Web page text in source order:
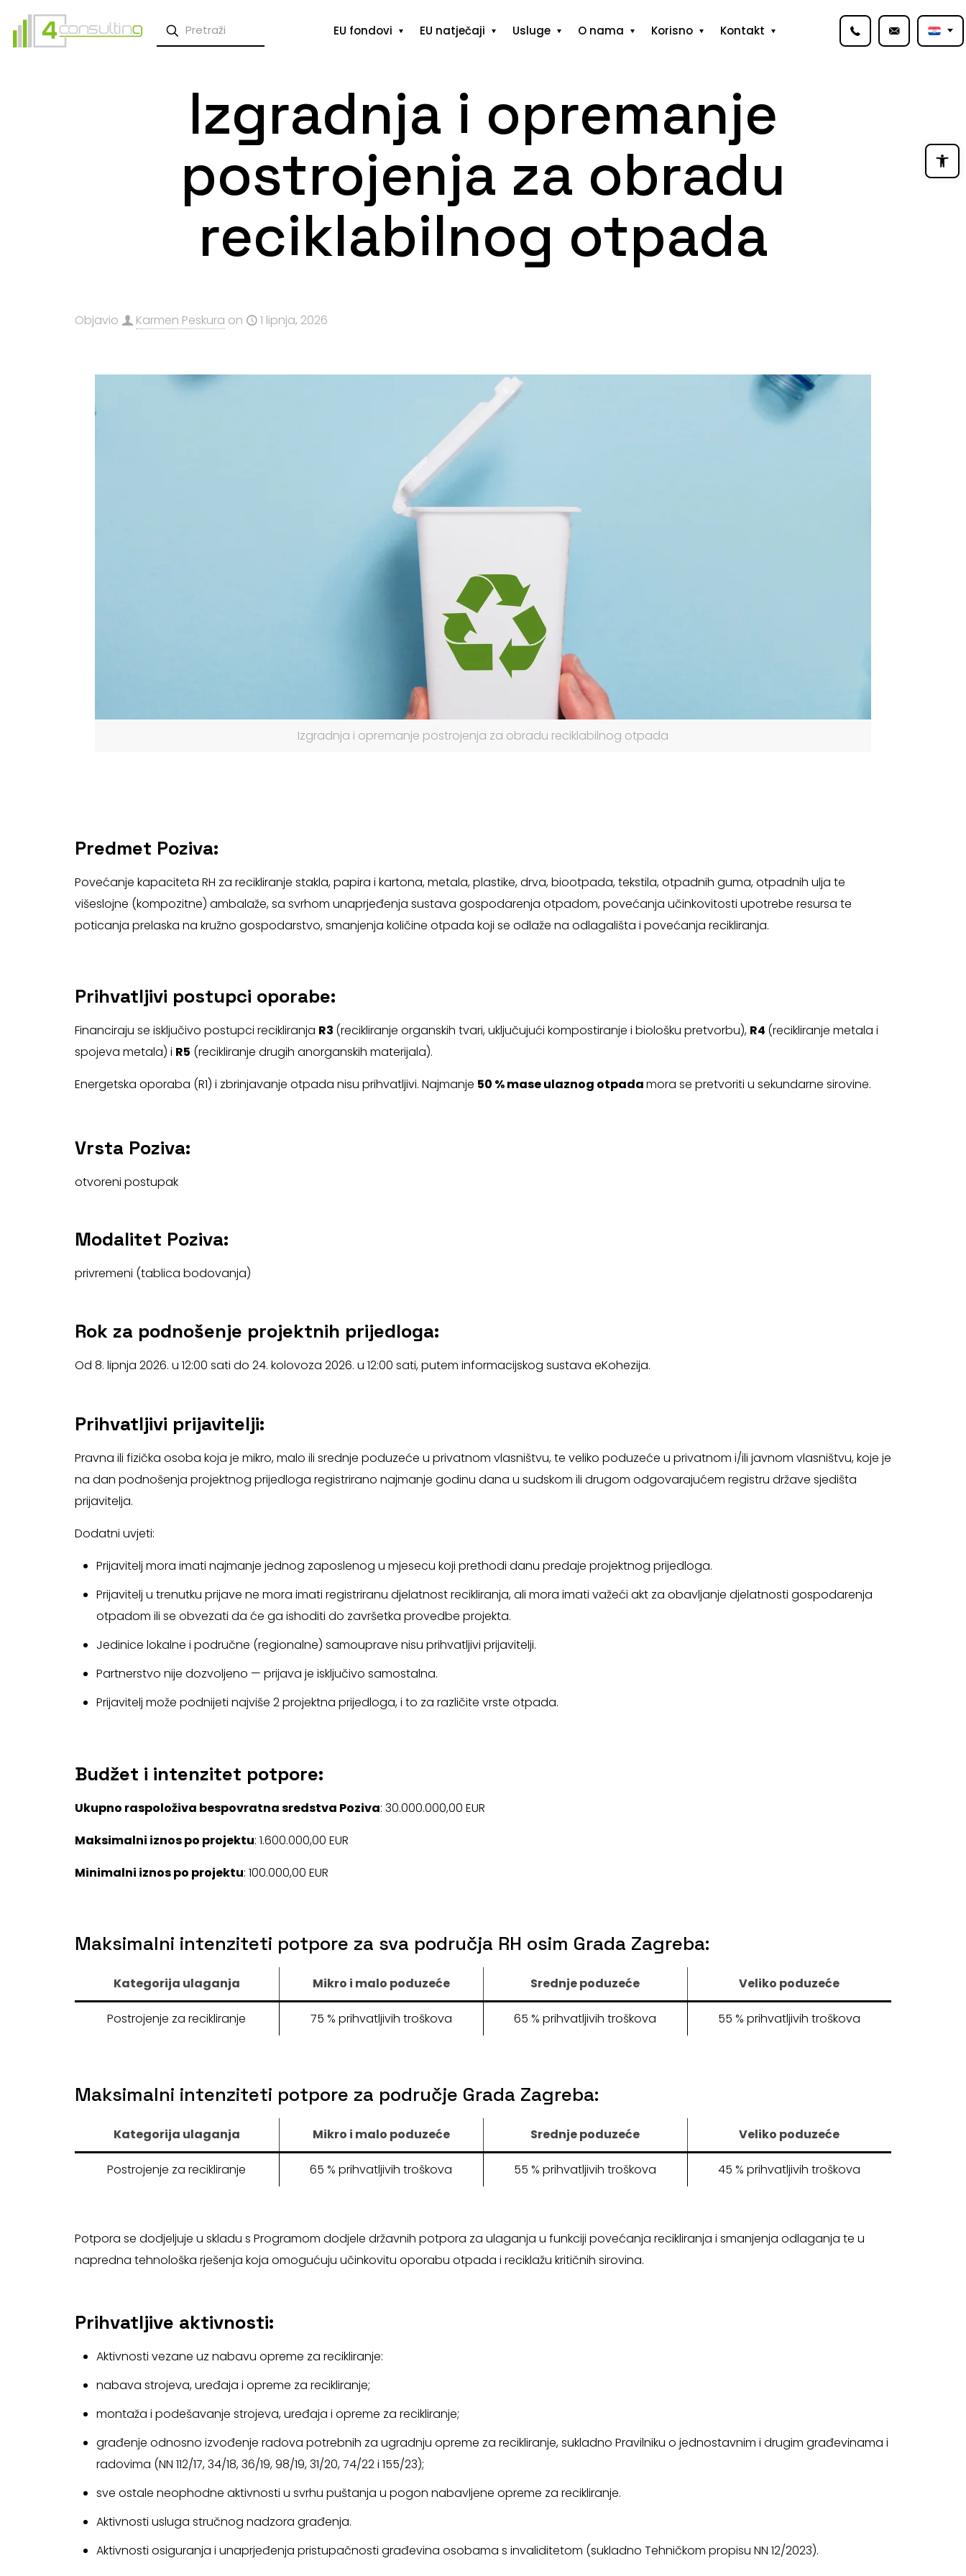
EU fondovi EU natječaji Usluge O nama Korisno Kontakt
Izgradnja i opremanje
postrojenja za obradu
reciklabilnog otpada
Objavio Karmen Peskura on 1 lipnja, 2026
Izgradnja i opremanje postrojenja za obradu reciklabilnog otpada
Predmet Poziva:
Povećanje kapaciteta RH za recikliranje stakla, papira i kartona, metala, plastike, drva, biootpada, tekstila, otpadnih guma, otpadnih ulja te
višeslojne (kompozitne) ambalaže, sa svrhom unaprjeđenja sustava gospodarenja otpadom, povećanja učinkovitosti upotrebe resursa te
poticanja prelaska na kružno gospodarstvo, smanjenja količine otpada koji se odlaže na odlagališta i povećanja recikliranja.
Prihvatljivi postupci oporabe:
Financiraju se isključivo postupci recikliranja R3 (recikliranje organskih tvari, uključujući kompostiranje i biološku pretvorbu), R4 (recikliranje metala i
spojeva metala) i R5 (recikliranje drugih anorganskih materijala).
Energetska oporaba (R1) i zbrinjavanje otpada nisu prihvatljivi. Najmanje 50 % mase ulaznog otpadamora se pretvoriti u sekundarne sirovine.
Vrsta Poziva:
otvoreni postupak
Modalitet Poziva:
privremeni (tablica bodovanja)
Rok za podnošenje projektnih prijedloga:
Od 8. lipnja 2026. u 12:00 sati do 24. kolovoza 2026. u 12:00 sati, putem informacijskog sustava eKohezija.
Prihvatljivi prijavitelji:
Pravna ili fizička osoba koja je mikro, malo ili srednje poduzeće u privatnom vlasništvu, te veliko poduzeće u privatnom i/ili javnom vlasništvu, koje je
na dan podnošenja projektnog prijedloga registrirano najmanje godinu dana u sudskom ili drugom odgovarajućem registru države sjedišta
prijavitelja.
Dodatni uvjeti:
Prijavitelj mora imati najmanje jednog zaposlenog u mjesecu koji prethodi danu predaje projektnog prijedloga.
Prijavitelj u trenutku prijave ne mora imati registriranu djelatnost recikliranja, ali mora imati važeći akt za obavljanje djelatnosti gospodarenja
otpadom ili se obvezati da će ga ishoditi do završetka provedbe projekta.
Jedinice lokalne i područne (regionalne) samouprave nisu prihvatljivi prijavitelji.
Partnerstvo nije dozvoljeno — prijava je isključivo samostalna.
Prijavitelj može podnijeti najviše 2 projektna prijedloga, i to za različite vrste otpada.
Budžet i intenzitet potpore:
Ukupno raspoloživa bespovratna sredstva Poziva: 30.000.000,00 EUR
Maksimalni iznos po projektu: 1.600.000,00 EUR
Minimalni iznos po projektu: 100.000,00 EUR
Maksimalni intenziteti potpore za sva područja RH osim Grada Zagreba:
Kategorija ulaganja Mikro i malo poduzeće Srednje poduzeće Veliko poduzeće
Postrojenje za recikliranje 75 % prihvatljivih troškova 65 % prihvatljivih troškova 55 % prihvatljivih troškova
Maksimalni intenziteti potpore za područje Grada Zagreba:
Kategorija ulaganja Mikro i malo poduzeće Srednje poduzeće Veliko poduzeće
Postrojenje za recikliranje 65 % prihvatljivih troškova 55 % prihvatljivih troškova 45 % prihvatljivih troškova
Potpora se dodjeljuje u skladu s Programom dodjele državnih potpora za ulaganja u funkciji povećanja recikliranja i smanjenja odlaganja te u
napredna tehnološka rješenja koja omogućuju učinkovitu oporabu otpada i reciklažu kritičnih sirovina.
Prihvatljive aktivnosti:
Aktivnosti vezane uz nabavu opreme za recikliranje:
nabava strojeva, uređaja i opreme za recikliranje;
montaža i podešavanje strojeva, uređaja i opreme za recikliranje;
građenje odnosno izvođenje radova potrebnih za ugradnju opreme za recikliranje, sukladno Pravilniku o jednostavnim i drugim građevinama i
radovima (NN 112/17, 34/18, 36/19, 98/19, 31/20, 74/22 i 155/23);
sve ostale neophodne aktivnosti u svrhu puštanja u pogon nabavljene opreme za recikliranje.
Aktivnosti usluga stručnog nadzora građenja.
Aktivnosti osiguranja i unaprjeđenja pristupačnosti građevina osobama s invaliditetom (sukladno Tehničkom propisu NN 12/2023).